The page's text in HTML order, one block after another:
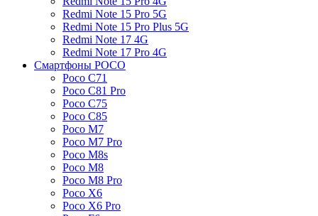
Redmi Note 15 Pro 5G
Redmi Note 15 Pro Plus 5G
Redmi Note 17 4G
Redmi Note 17 Pro 4G
Смартфоны POCO
Poco C71
Poco C81 Pro
Poco C75
Poco C85
Poco M7
Poco M7 Pro
Poco M8s
Poco M8
Poco M8 Pro
Poco X6
Poco X6 Pro